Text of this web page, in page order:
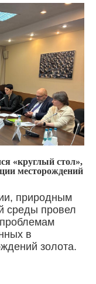
«круглый стол»,
месторождений
природным
среды провел
в
золота.